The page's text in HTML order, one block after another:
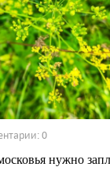
0
нужно